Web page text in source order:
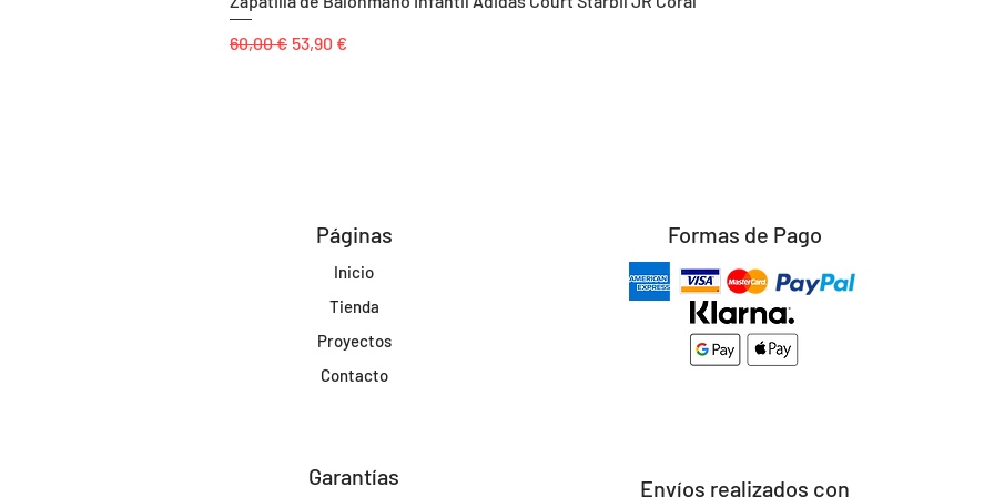
Precio
60,00 € Precio de oferta
53,90 €
Páginas
Inicio
Tienda
Proyectos
Contacto
Garantías
Formas de Pago
Envíos realizados con